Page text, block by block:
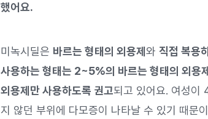
했어요.
미녹시딜은 바르는 형태의 외용제 와 직접 복용
사용하는 형태는 2~5%의 바르는 형태의 외용제
외용제만 사용하도록 권고되고 있어요. 여성이
지 않던 부위에 다모증이 나타날 수 있기 때문